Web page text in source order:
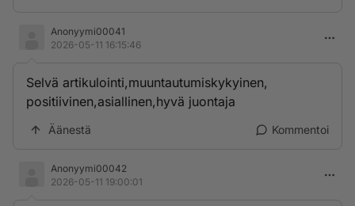
Anonyymi00041
2026-05-11 16:15:46
Selvä artikulointi,muuntautumiskykyinen,
positiivinen,asiallinen,hyvä juontaja
Äänestä Kommentoi
Anonyymi00042
2026-05-11 19:00:01